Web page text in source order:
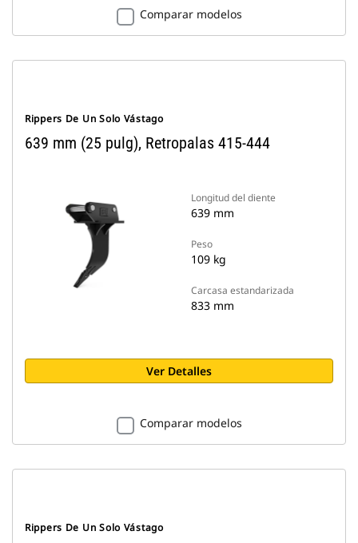
Comparar modelos
Rippers De Un Solo Vástago
639 mm (25 pulg), Retropalas 415-444
Longitud del diente
639 mm
Peso
109 kg
Carcasa estandarizada
833 mm
Ver Detalles
Comparar modelos
Rippers De Un Solo Vástago